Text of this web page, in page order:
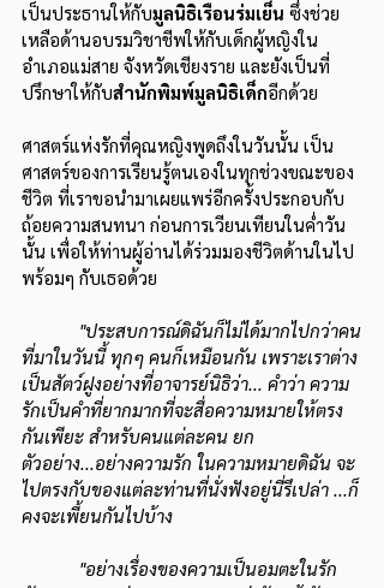
เป็นประธานให้กับมูลนิธิเรือนร่มเย็น ซึ่งช่วย
เหลือด้านอบรมวิชาชีพให้กับเด็กผู้หญิงใน
อำเภอแม่สาย จังหวัดเชียงราย และยังเป็นที่
ปรึกษาให้กับสำนักพิมพ์มูลนิธิเด็กอีกด้วย
ศาสตร์แห่งรักที่คุณหญิงพูดถึงในวันนั้น เป็น
ศาสตร์ของการเรียนรู้ตนเองในทุกช่วงขณะของ
ชีวิต ที่เราขอนำมาเผยแพร่อีกครั้งประกอบกับ
ถ้อยความสนทนา ก่อนการเวียนเทียนในค่ำวัน
นั้น เพื่อให้ท่านผู้อ่านได้ร่วมมองชีวิตด้านในไป
พร้อมๆ กับเธอด้วย
"ประสบการณ์ดิฉันก็ไม่ได้มากไปกว่าคน
ที่มาในวันนี้ ทุกๆ คนก็เหมือนกัน เพราะเราต่าง
เป็นสัตว์ฝูงอย่างที่อาจารย์นิธิว่า... คำว่า ความ
รักเป็นคำที่ยากมากที่จะสื่อความหมายให้ตรง
กันเพียะ สำหรับคนแต่ละคน ยก
ตัวอย่าง...อย่างความรัก ในความหมายดิฉัน จะ
ไปตรงกับของแต่ละท่านที่นั่งฟังอยู่นี่รึเปล่า ...ก็
คงจะเพี้ยนกันไปบ้าง
"อย่างเรื่องของความเป็นอมตะในรัก